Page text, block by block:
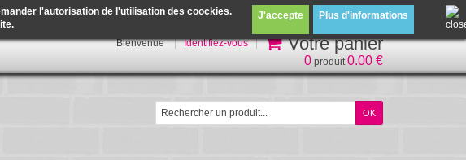
Bienvenue Identifiez-vous Votre panier
0 produit0.00 €
l'autorisation de l'utilisation des coockies.
J'accepte Plus d'informations